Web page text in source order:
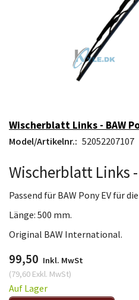
Wischerblatt Links - BAW
Model/Artikelnr.: 52052207107
Wischerblatt Links -
Passend für BAW Pony EV für
Länge: 500 mm.
Original BAW International.
99,50 Inkl. MwSt
(79,60 Exkl. MwSt)
Auf Lager